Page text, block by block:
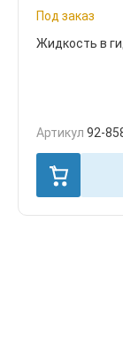
Под заказ
Жидкость в
Артикул 92-